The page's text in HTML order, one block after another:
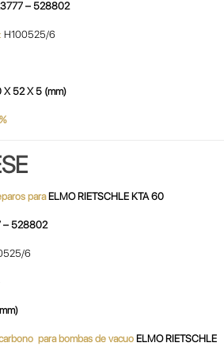
– 528802
H100525/6
X 52 X 5 (mm)
para ELMO RIETSCHLE KTA 60
528802
6
para bombas de vacuo ELMO RIETSCHLE